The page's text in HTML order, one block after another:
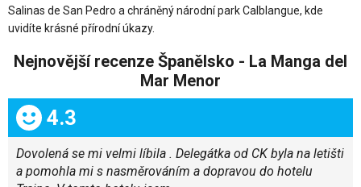
Salinas de San Pedro a chráněný národní park Calblangue, kde
uvidíte krásné přírodní úkazy.
Nejnovější recenze Španělsko - La Manga del
Mar Menor
Celkem:
4.3
Dovolená se mi velmi líbila . Delegátka od CK byla na letišti
a pomohla mi s nasměrováním a dopravou do hotelu